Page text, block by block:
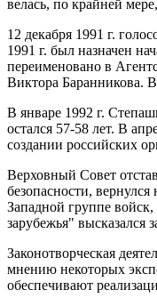
велась, по крайней
12 декабря 1991 г.
1991 г. был назначен
переименовано в
Виктора Баранникова.
В январе 1992 г.
остался 57-58 лет. В
создании российских
Верховный Совет
безопасности,
Западной группе
зарубежья" высказался
Законотворческая
мнению некоторых
обеспечивают